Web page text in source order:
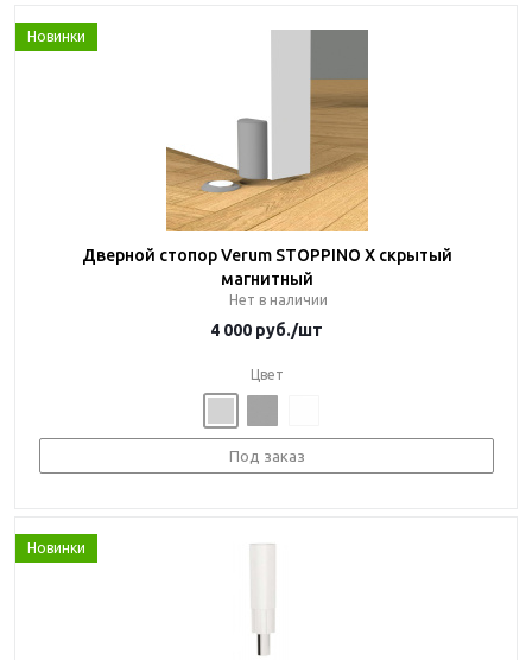
Новинки
Дверной стопор Verum STOPPINO X скрытый
магнитный
Нет в наличии
4 000 руб./шт
Цвет
Под заказ
Новинки